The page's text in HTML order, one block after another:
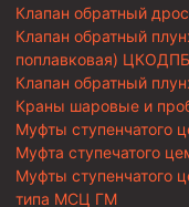
Клапан обратный
Клапан обратный
поплавковая) ЦКОДПБ
Клапан обратный
Краны шаровые и
Муфты ступенчатого
Муфта ступечатого
Муфты ступенчатого
типа МСЦ ГМ